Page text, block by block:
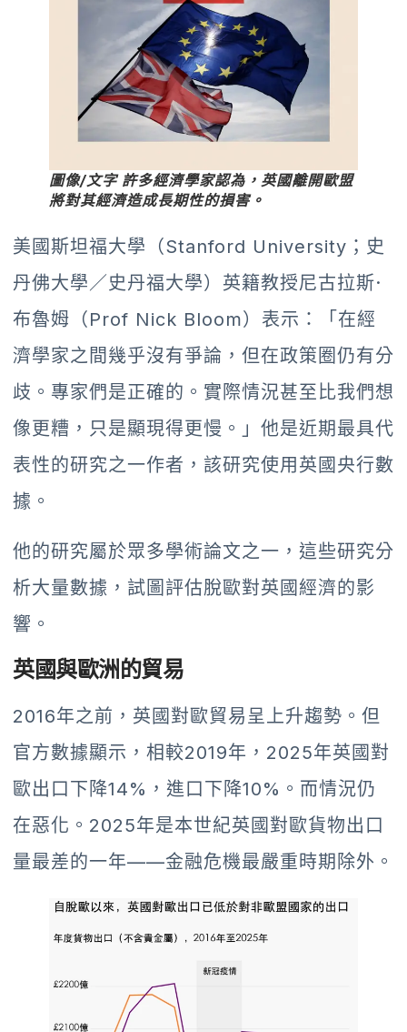
圖像/文字 許多經濟學家認為，英國離開歐盟
將對其經濟造成長期性的損害。
美國斯坦福大學（Stanford University；史
丹佛大學／史丹福大學）英籍教授尼古拉斯·
布魯姆（Prof Nick Bloom）表示：「在經
濟學家之間幾乎沒有爭論，但在政策圈仍有分
歧。專家們是正確的。實際情況甚至比我們想
像更糟，只是顯現得更慢。」他是近期最具代
表性的研究之一作者，該研究使用英國央行數
據。
他的研究屬於眾多學術論文之一，這些研究分
析大量數據，試圖評估脫歐對英國經濟的影
響。
英國與歐洲的貿易
2016年之前，英國對歐貿易呈上升趨勢。但
官方數據顯示，相較2019年，2025年英國對
歐出口下降14%，進口下降10%。而情況仍
在惡化。2025年是本世紀英國對歐貨物出口
量最差的一年——金融危機最嚴重時期除外。